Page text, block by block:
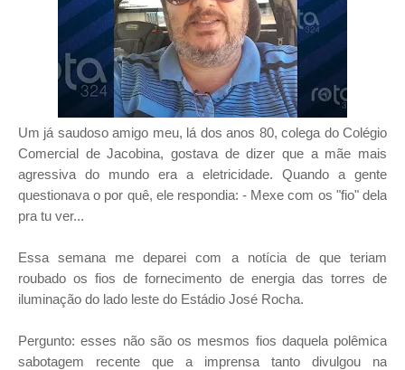
Um já saudoso amigo meu, lá dos anos 80, colega do Colégio
Comercial de Jacobina, gostava de dizer que a mãe mais
agressiva do mundo era a eletricidade. Quando a gente
questionava o por quê, ele respondia: - Mexe com os "fio" dela
pra tu ver...
Essa semana me deparei com a notícia de que teriam
roubado os fios de fornecimento de energia das torres de
iluminação do lado leste do Estádio José Rocha.
Pergunto: esses não são os mesmos fios daquela polêmica
sabotagem recente que a imprensa tanto divulgou na